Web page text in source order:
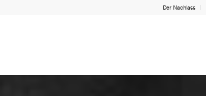
Der Nachlass